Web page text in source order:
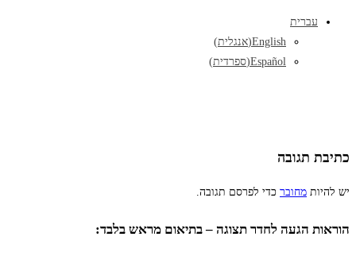
עברית
English
(אנגלית)
Español
(ספרדית)
כתיבת תגובה
יש להיות מחובר כדי לפרסם תגובה.
הוראות הגעה לחדר תצוגה – בתיאום מראש בלבד: